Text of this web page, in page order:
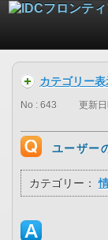
カテゴリー表
No : 643 更新
ユーザー
カテゴリー：